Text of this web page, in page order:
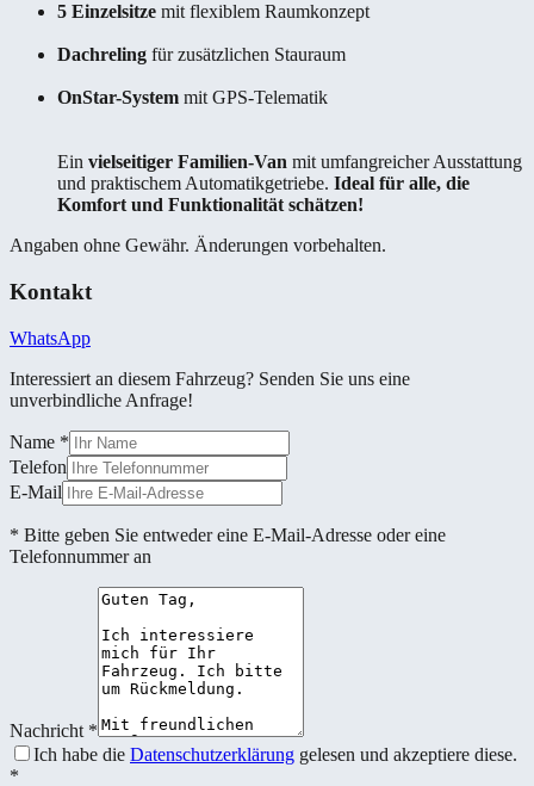
5 Einzelsitze mit flexiblem Raumkonzept
Dachreling für zusätzlichen Stauraum
OnStar-System mit GPS-Telematik
Ein vielseitiger Familien-Van mit umfangreicher Ausstattung
und praktischem Automatikgetriebe. Ideal für alle, die
Komfort und Funktionalität schätzen!
Angaben ohne Gewähr. Änderungen vorbehalten.
Kontakt
WhatsApp
Interessiert an diesem Fahrzeug? Senden Sie uns eine
unverbindliche Anfrage!
Name *
Telefon
E-Mail
* Bitte geben Sie entweder eine E-Mail-Adresse oder eine
Telefonnummer an
Nachricht *
Ich habe die Datenschutzerklärung gelesen und akzeptiere diese.
*